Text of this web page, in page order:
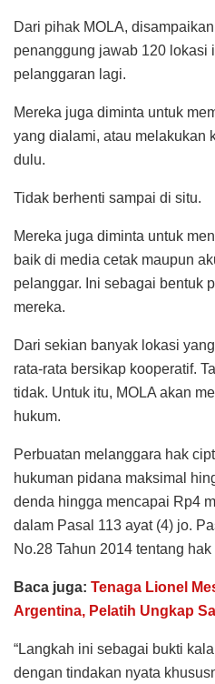
Dari pihak MOLA,
penanggung jawab 120 lokasi
pelanggaran lagi.
Mereka juga diminta untuk
yang dialami, atau melakukan
dulu.
Tidak berhenti sampai di situ.
Mereka juga diminta untuk
baik di media cetak maupun
pelanggar. Ini sebagai bentuk
mereka.
Dari sekian banyak lokasi
rata-rata bersikap kooperatif.
tidak. Untuk itu, MOLA akan
hukum.
Perbuatan melanggara hak
hukuman pidana maksimal
denda hingga mencapai Rp4
dalam Pasal 113 ayat (4) jo.
No.28 Tahun 2014 tentang hak
Baca juga: Tenaga Lionel
Argentina, Pelatih Ungkap
“Langkah ini sebagai bukti
dengan tindakan nyata